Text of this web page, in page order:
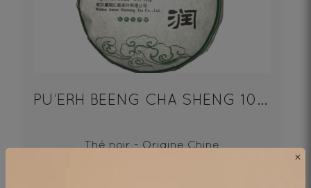
PU‘ERH BEENG CHA SHENG 100g
Thé noir - Origine Chine
×